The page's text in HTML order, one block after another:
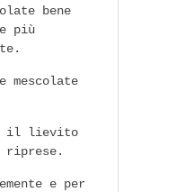
bene
più
il lievito
e per